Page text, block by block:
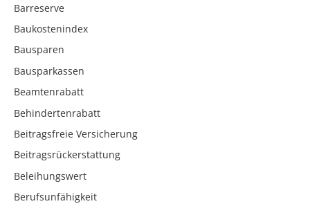
Barreserve
Baukostenindex
Bausparen
Bausparkassen
Beamtenrabatt
Behindertenrabatt
Beitragsfreie Versicherung
Beitragsrückerstattung
Beleihungswert
Berufsunfähigkeit